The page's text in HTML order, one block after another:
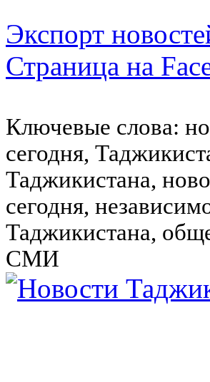
Экспорт
Страница на
Ключевые слова:
сегодня,
Таджикистана,
сегодня,
Таджикистана,
СМИ